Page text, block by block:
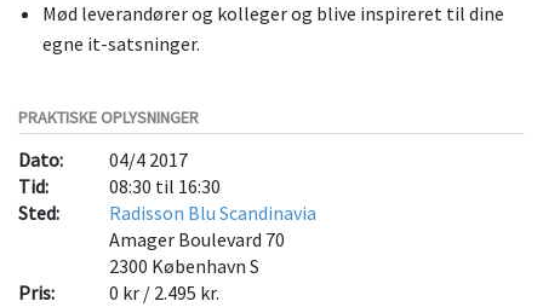
Mød leverandører og kolleger og blive inspireret til dine
egne it-satsninger.
PRAKTISKE OPLYSNINGER
Dato:
04/4 2017
Tid:
08:30 til 16:30
Sted:
Radisson Blu Scandinavia
Amager Boulevard 70
2300 København S
Pris:
0 kr / 2.495 kr.